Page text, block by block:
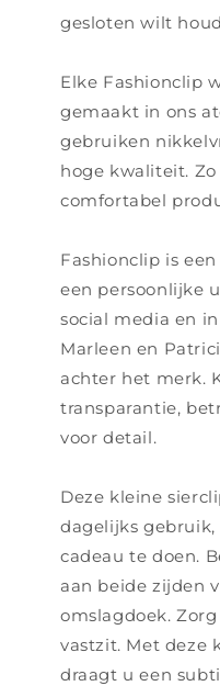
gesloten wilt
Elke Fashionclip
gemaakt in ons
gebruiken
hoge kwaliteit.
comfortabel
Fashionclip is
een persoonlijke
social media en
Marleen en
achter het merk.
transparantie,
voor detail.
Deze kleine
dagelijks
cadeau te doen.
aan beide zijden
omslagdoek.
vastzit. Met deze
draagt u een